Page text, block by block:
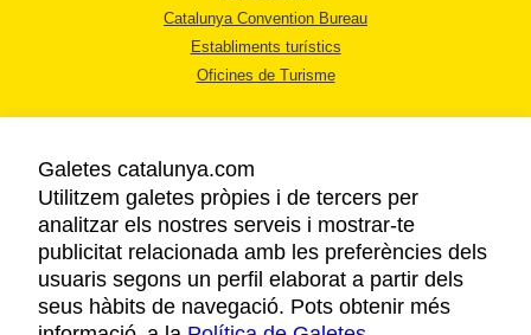
Catalunya Convention Bureau
Establiments turístics
Oficines de Turisme
AVÍS LEGAL
POLÍTICA DE PRIVACITAT
COOKIES
ACCESSIBILITAT
Galetes catalunya.com
Utilitzem galetes pròpies i de tercers per
analitzar els nostres serveis i mostrar-te
publicitat relacionada amb les preferències dels
usuaris segons un perfil elaborat a partir dels
seus hàbits de navegació. Pots obtenir més